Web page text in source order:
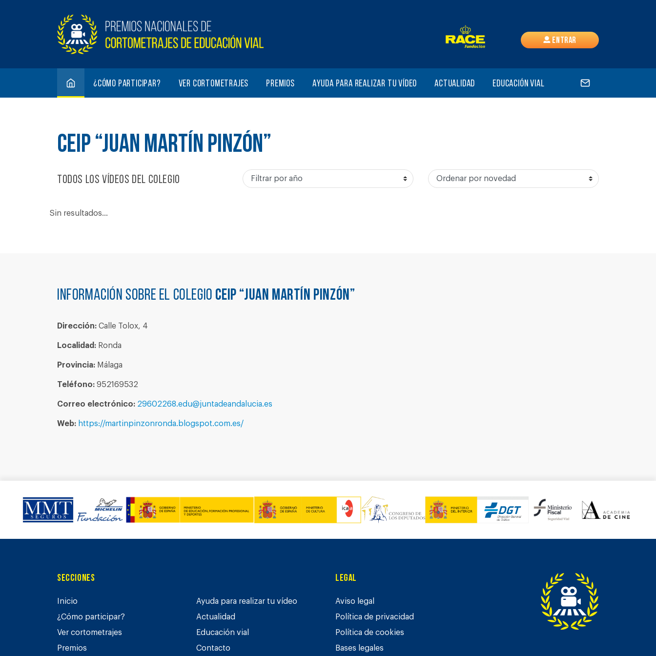
Entrar
¿Cómo participar? Ver cortometrajes Premios Ayuda para realizar tu vídeo Actualidad Educación vial
CEIP “JUAN MARTÍN PINZÓN”
Todos los vídeos del colegio
Sin resultados...
Información sobre el colegio CEIP “JUAN MARTÍN PINZÓN”
Dirección: Calle Tolox, 4
Localidad: Ronda
Provincia: Málaga
Teléfono: 952169532
Correo electrónico: 29602268.edu@juntadeandalucia.es
Web: https://martinpinzonronda.blogspot.com.es/
Secciones
Inicio
¿Cómo participar?
Ver cortometrajes
Premios
Ayuda para realizar tu vídeo
Actualidad
Educación vial
Contacto
Legal
Aviso legal
Política de privacidad
Política de cookies
Bases legales